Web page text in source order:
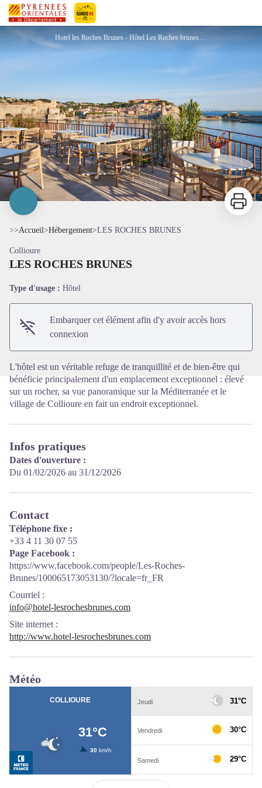
Pyrénées-Orientales Le Département
LES ROCHES BRUNES
Hotel les Roches Brunes - Hôtel Les Roches brunes - Collioure
Imprimer
>>Accueil>Hébergement>LES ROCHES BRUNES
Collioure
LES ROCHES BRUNES
Type d'usage : Hôtel
Embarquer cet élément afin d'y avoir accès hors
connexion
L'hôtel est un véritable refuge de tranquillité et de bien-être qui
bénéficie principalement d'un emplacement exceptionnel : élevé
sur un rocher, sa vue panoramique sur la Méditerranée et le
village de Collioure en fait un endroit exceptionnel.
Infos pratiques
Dates d'ouverture :
Du 01/02/2026 au 31/12/2026
Contact
Téléphone fixe :
+33 4 11 30 07 55
Page Facebook :
https://www.facebook.com/people/Les-Roches-
Brunes/100065173053130/?locale=fr_FR
Courriel :
info@hotel-lesrochesbrunes.com
Site internet :
http://www.hotel-lesrochesbrunes.com
Météo